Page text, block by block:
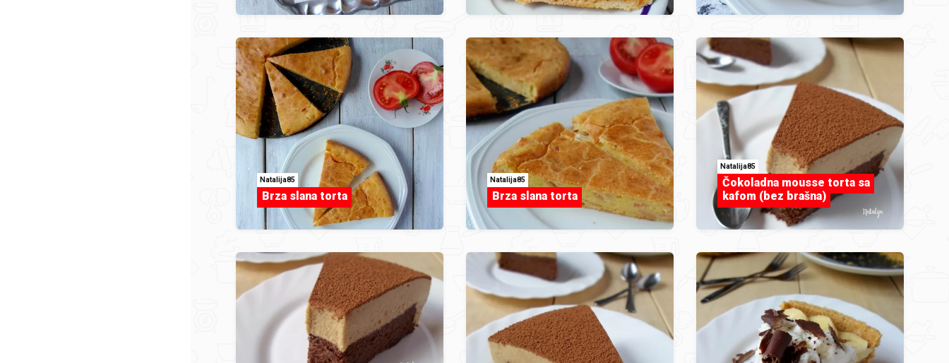
Natalija85
Brza slana torta
Natalija85
Brza slana torta
Natalija85
Čokoladna mousse torta sa
kafom (bez brašna)